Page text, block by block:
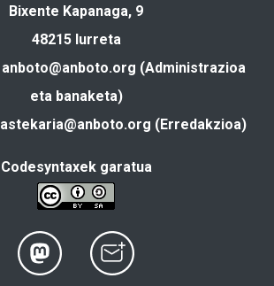
Bixente Kapanaga, 9
48215 Iurreta
anboto@anboto.org (Administrazioa
eta banaketa)
astekaria@anboto.org (Erredakzioa)
Codesyntaxek garatua